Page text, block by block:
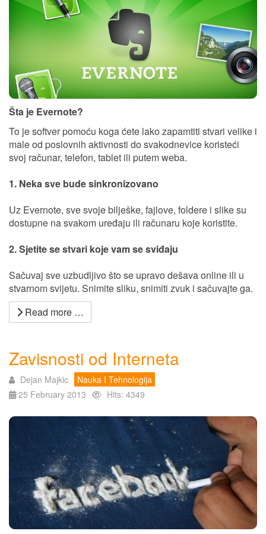
Šta je Evernote?
To je softver pomoću koga ćete lako zapamtiti stvari velike i
maleod poslovnih aktivnosti do svakodnevice koristeći
svoj računar, telefon, tablet ili putemweba.
1. Neka sve bude sinkronizovano
Uz Evernote, sve svoje bilješke, fajlove, foldere i slikesu
dostupne na svakom uređaju ili računaru koje koristite.
2. Sjetite se stvari koje vam se sviđaju
Sačuvaj sve uzbudljivo što se upravo dešavaonline ili u
stvarnom svijetu. Snimitesliku, snimiti zvuk i sačuvajte ga.
Read more …
Zavisnosti od Interneta
Dejan Majkic
Nauka I Tehnologija
25 February 2013
Hits: 4349